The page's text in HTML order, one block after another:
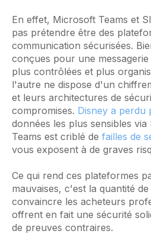
En effet, Microsoft Teams et
pas prétendre être des
communication sécurisées.
conçues pour une
plus contrôlées et plus
l'autre ne dispose d'un
et leurs architectures de
compromises. Disney a perdu
données les plus sensibles
Teams est criblé de failles de
vous exposent à de graves
Ce qui rend ces plateformes
mauvaises, c'est la quantité
convaincre les acheteurs
offrent en fait une sécurité
de preuves contraires.